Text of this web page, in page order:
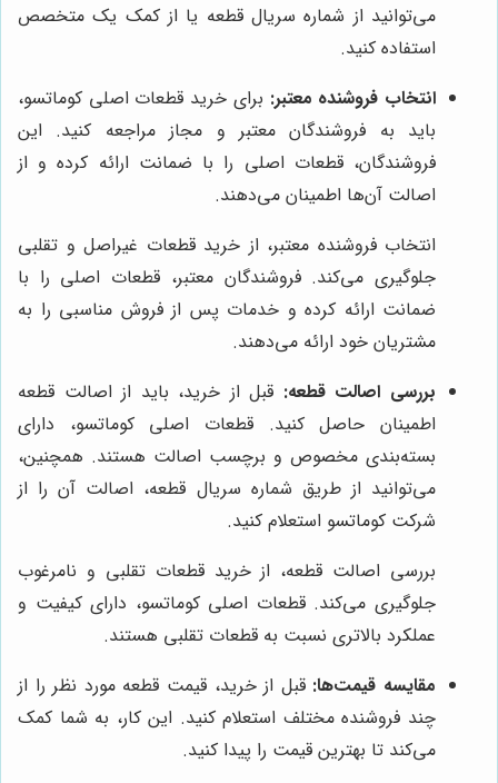
می‌توانید از شماره سریال قطعه یا از کمک یک متخصص
استفاده کنید.
انتخاب فروشنده معتبر: برای خرید قطعات اصلی کوماتسو،
باید به فروشندگان معتبر و مجاز مراجعه کنید. این
فروشندگان، قطعات اصلی را با ضمانت ارائه کرده و از
اصالت آن‌ها اطمینان می‌دهند.
انتخاب فروشنده معتبر، از خرید قطعات غیراصل و تقلبی
جلوگیری می‌کند. فروشندگان معتبر، قطعات اصلی را با
ضمانت ارائه کرده و خدمات پس از فروش مناسبی را به
مشتریان خود ارائه می‌دهند.
بررسی اصالت قطعه: قبل از خرید، باید از اصالت قطعه
اطمینان حاصل کنید. قطعات اصلی کوماتسو، دارای
بسته‌بندی مخصوص و برچسب اصالت هستند. همچنین،
می‌توانید از طریق شماره سریال قطعه، اصالت آن را از
شرکت کوماتسو استعلام کنید.
بررسی اصالت قطعه، از خرید قطعات تقلبی و نامرغوب
جلوگیری می‌کند. قطعات اصلی کوماتسو، دارای کیفیت و
عملکرد بالاتری نسبت به قطعات تقلبی هستند.
مقایسه قیمت‌ها: قبل از خرید، قیمت قطعه مورد نظر را از
چند فروشنده مختلف استعلام کنید. این کار، به شما کمک
می‌کند تا بهترین قیمت را پیدا کنید.